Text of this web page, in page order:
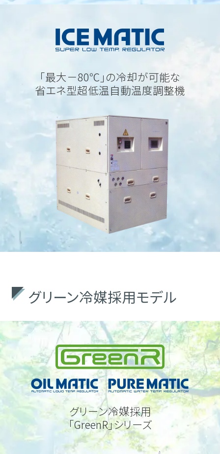
｢最大－80℃｣の冷却が可能な
省エネ型超低温自動温度調整機
グリーン冷媒採用モデル
グリーン冷媒採用
「GreenR」シリーズ